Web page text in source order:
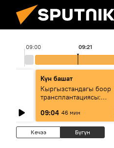
09:00 09:21
Күн башат
Кыргызстандагы боор
трансплантациясы:
жетишкендиктер жана
келечеги
09:04 46 мин
Кечээ Бүгүн